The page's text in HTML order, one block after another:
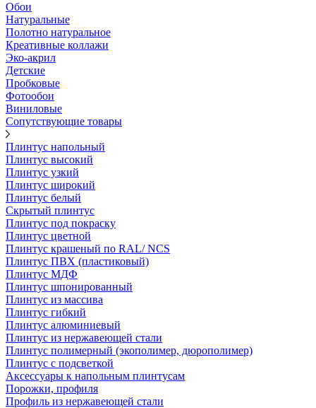
Обои
Натуральные
Полотно натуральное
Креативные коллажи
Эко-акрил
Детские
Пробковые
Фотообои
Виниловые
Сопутствующие товары
Плинтус напольный
Плинтус высокий
Плинтус узкий
Плинтус широкий
Плинтус белый
Скрытый плинтус
Плинтус под покраску
Плинтус цветной
Плинтус крашеный по RAL/ NCS
Плинтус ПВХ (пластиковый)
Плинтус МДФ
Плинтус шпонированный
Плинтус из массива
Плинтус гибкий
Плинтус алюминиевый
Плинтус из нержавеющей стали
Плинтус полимерный (экополимер, дюрополимер)
Плинтус с подсветкой
Аксессуары к напольным плинтусам
Порожки, профиля
Профиль из нержавеющей стали